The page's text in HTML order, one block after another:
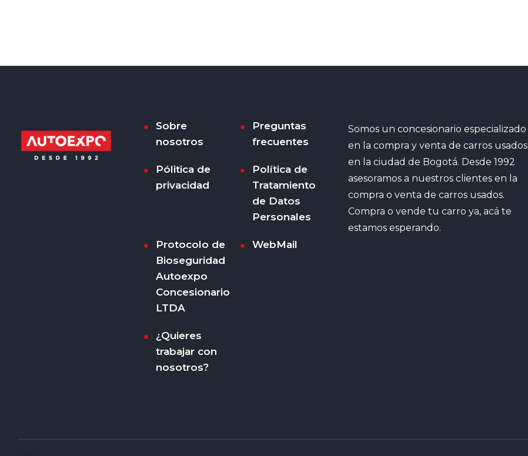
Sobre
nosotros
Preguntas
frecuentes
Pólitica de
privacidad
Política de
Tratamiento
de Datos
Personales
Protocolo de
Bioseguridad
Autoexpo
Concesionario
LTDA
WebMail
¿Quieres
trabajar con
nosotros?
Somos un concesionario especializado
en la compra y venta de carros usados
en la ciudad de Bogotá. Desde 1992
asesoramos a nuestros clientes en la
compra o venta de carros usados.
Compra o vende tu carro ya, acá te
estamos esperando.